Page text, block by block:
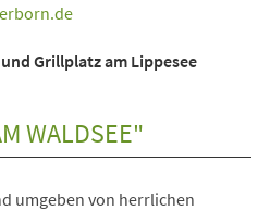
de
Grillplatz am Lippesee
WALDSEE"
umgeben von herrlichen